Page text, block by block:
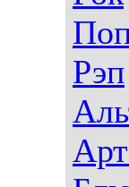
Рэп